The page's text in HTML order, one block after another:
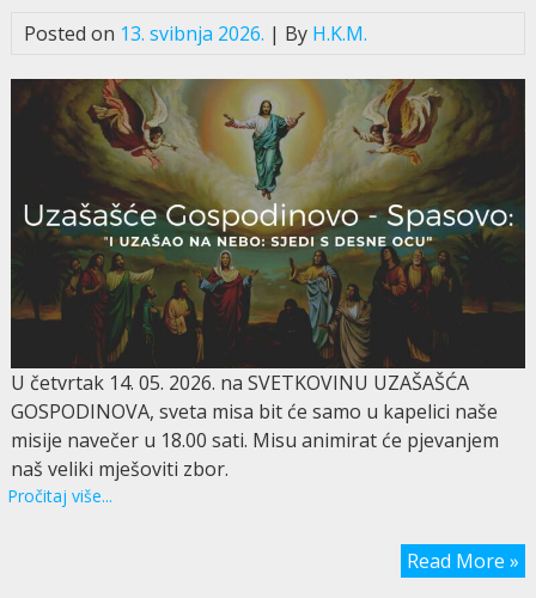
Posted on 13. svibnja 2026. | By H.K.M.
U četvrtak 14. 05. 2026. na SVETKOVINU UZAŠAŠĆA
GOSPODINOVA, sveta misa bit će samo u kapelici naše
misije navečer u 18.00 sati. Misu animirat će pjevanjem
naš veliki mješoviti zbor.
Pročitaj više...
Read More »